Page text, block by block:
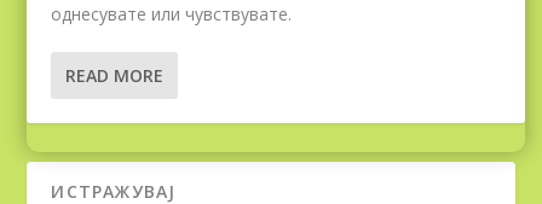
однесувате или чувствувате.
READ MORE